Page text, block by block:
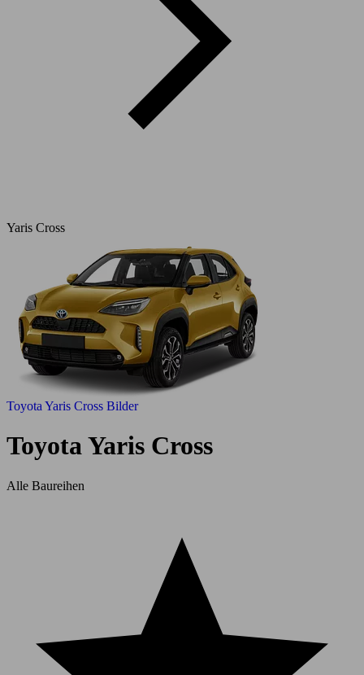
Yaris Cross
Toyota Yaris Cross Bilder
Toyota Yaris Cross
Alle Baureihen